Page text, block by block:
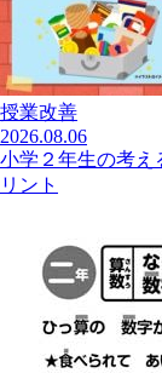
授業改善
2026.08.06
小学２年生の考え
リント